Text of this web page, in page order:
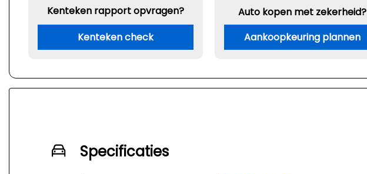
Kenteken rapport opvragen?
Kenteken check
Auto kopen met zekerheid?
Aankoopkeuring plannen
Specificaties